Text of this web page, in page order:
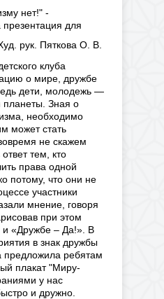
нет!" -
презентация для
рук. Пяткова О. В.
клуба
о мире, дружбе
дети, молодежь —
Зная о
необходимо
может стать
не скажем
тем, кто
права одной
потому, что они не
участники
мнение, говоря
при этом
и «Дружбе – Да!». В
в знак дружбы
предложила ребятам
плакат "Миру-
у нас
и дружно.